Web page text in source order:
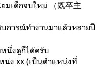
มเด็กจบใหม่ （既卒主
การณ์ทำงานมาแล้วหลายปี
นึ่งดูก็ได้ครับ
น่ง xx (เป็นตำแหน่งที่